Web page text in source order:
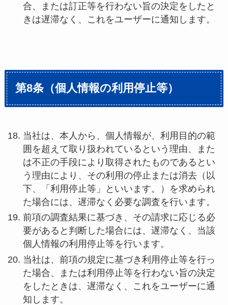
合、または訂正等を行わない旨の決定をしたと
きは遅滞なく、これをユーザーに通知します。
第8条（個人情報の利用停止等）
当社は、本人から、個人情報が、利用目的の範
囲を超えて取り扱われているという理由、また
は不正の手段により取得されたものであるとい
う理由により、その利用の停止または消去（以
下、「利用停止等」といいます。）を求められ
た場合には、遅滞なく必要な調査を行います。
前項の調査結果に基づき、その請求に応じる必
要があると判断した場合には、遅滞なく、当該
個人情報の利用停止等を行います。
当社は、前項の規定に基づき利用停止等を行っ
た場合、または利用停止等を行わない旨の決定
をしたときは、遅滞なく、これをユーザーに通
知します。